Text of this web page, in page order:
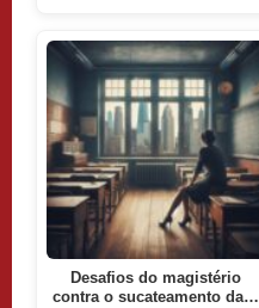
Desafios do magistério
contra o sucateamento da…